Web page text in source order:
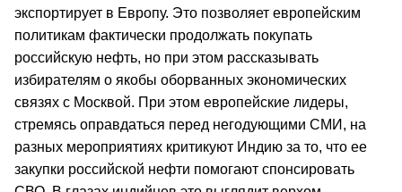
экспортирует в Европу. Это позволяет европейским
политикам фактически продолжать покупать
российскую нефть, но при этом рассказывать
избирателям о якобы оборванных экономических
связях с Москвой. При этом европейские лидеры,
стремясь оправдаться перед негодующими СМИ, на
разных мероприятиях критикуют Индию за то, что ее
закупки российской нефти помогают спонсировать